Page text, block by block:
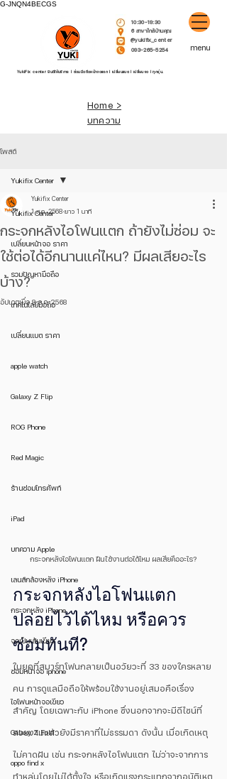
G-JNQN4BECGS
10:30-19:30
6 สาขาใกล้บ้านคุณ
@yukifix_center
093-265-5254
YukiFix center ยินดีให้บริการ l ซ่อมมือถือหน้าจอแตก l เปลี่ยนแบต l เปลี่ยนจอ l ทุกรุ่น.
menu
Home >
บทความ
โพสต์
Yukifix Center
เปลี่ยนหน้าจอ ราคา
รวมปัญหามือถือ
เทคโนโลยีมือถือ
เปลี่ยนแบต ราคา
apple watch
Galaxy Z Flip
ROG Phone
Red Magic
ร้านซ่อมโทรศัพท์
iPad
บทความ Apple
เลนส์กล้องหลัง iPhone
กระจกหลัง iPhone
จอเป็นเส้นเขียว
ซ่อมหน้าจอ iphone
ไอโฟนหน้าจอเขียว
Galaxy Z Fold
oppo find x
Yukifix Center
กระจกหลังไอโฟนแตก ถ้ายังไม่ซ่อม จะ
ใช้ต่อได้อีกนานแค่ไหน? มีผลเสียอะไร
บ้าง?
Yukifix Center
1 ส.ค. 2568 ยาว 1 นาที
อัปเดตเมื่อ8 ธ.ค. 2568
กระจกหลังไอโฟนแตก ฝืนใช้งานต่อได้ไหม ผลเสียคืออะไร?
กระจกหลังไอโฟนแตก
ปล่อยไว้ได้ไหม หรือควร
ซ่อมทันที?
ในยุคที่สมาร์ทโฟนกลายเป็นอวัยวะที่ 33 ของใครหลาย
คน การดูแลมือถือให้พร้อมใช้งานอยู่เสมอคือเรื่อง
สำคัญ โดยเฉพาะกับ iPhone ซึ่งนอกจากจะมีดีไซน์ที่
สวยงามแล้วยังมีราคาที่ไม่ธรรมดา ดังนั้น เมื่อเกิดเหตุ
ไม่คาดฝัน เช่น กระจกหลังไอโฟนแตก ไม่ว่าจะจากการ